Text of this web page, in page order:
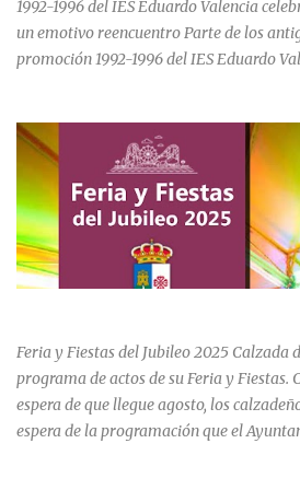
1992-1996 del IES Eduardo Valencia
un emotivo reencuentro Parte de los
promoción 1992-1996 del IES Eduardo
marcada por la emoción, los recuerdos
oportunidad de volver a recorrer los
de una etapa inolvidable de sus vidas.
de la calle Cervantes de la localidad,
referentes educativos de la comarca. La
fue guiada por Ramón, actual secretario
los asistentes las dependencias y las
Durante el recorrido, los antiguos
acompañados por su querida profes...
Feria y Fiestas del Jubileo 2025 Calzada
programa de actos de su Feria y Fiestas.
espera de que llegue agosto, los
espera de la programación que el